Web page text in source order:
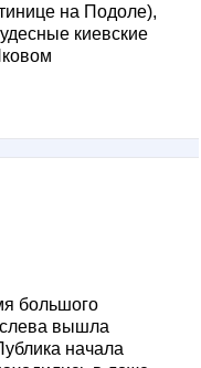
на Подоле),
киевские
большого
вышла
начала